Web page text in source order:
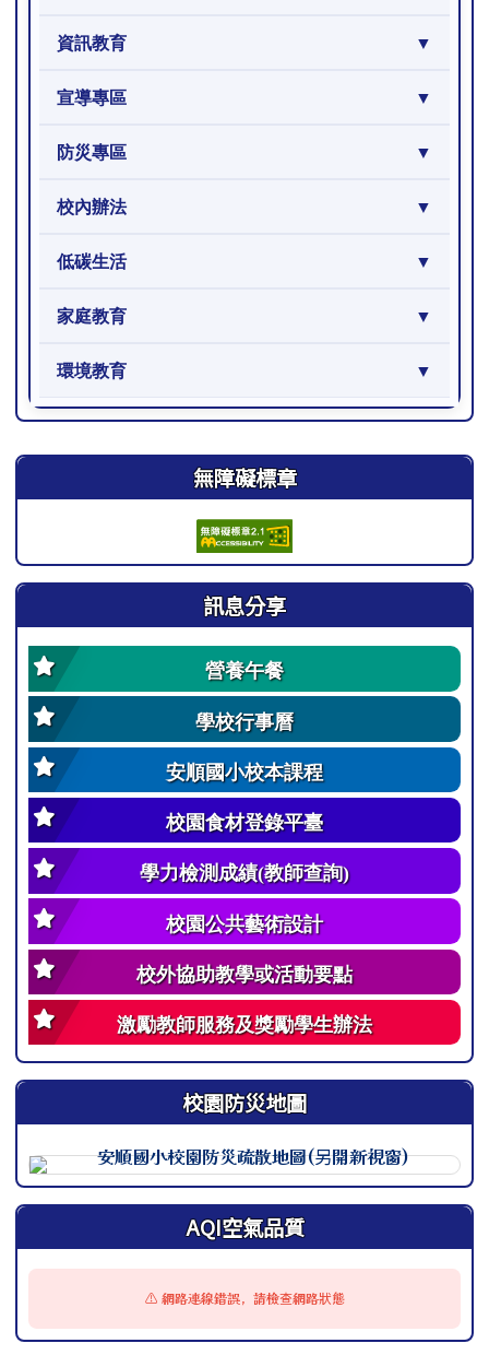
資訊教育
宣導專區
防災專區
校內辦法
低碳生活
家庭教育
環境教育
右邊區域內容 無障礙標章
訊息分享
營養午餐
學校行事曆
安順國小校本課程
校園食材登錄平臺
學力檢測成績(教師查詢)
校園公共藝術設計
校外協助教學或活動要點
激勵教師服務及獎勵學生辦法
校園防災地圖
此圖為安順國小校園防災地圖（地震），呈現校園整體配
AQI空氣品質
⚠️ 網路連線錯誤，請檢查網路狀態